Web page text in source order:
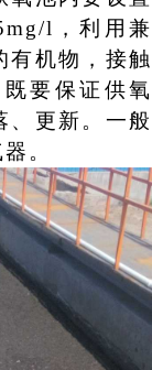
mg/l ，利用兼
有机物，接触
要保证供氧
、更新。一般
。